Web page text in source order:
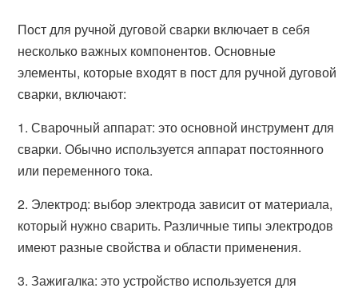
Пост для ручной дуговой сварки включает в себя
несколько важных компонентов. Основные
элементы, которые входят в пост для ручной дуговой
сварки, включают:
1. Сварочный аппарат: это основной инструмент для
сварки. Обычно используется аппарат постоянного
или переменного тока.
2. Электрод: выбор электрода зависит от материала,
который нужно сварить. Различные типы электродов
имеют разные свойства и области применения.
3. Зажигалка: это устройство используется для